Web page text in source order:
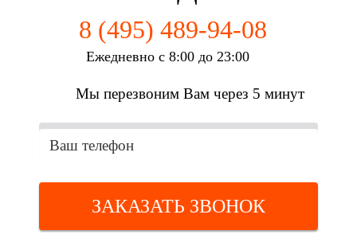
8 (495) 489-94-08
Ежедневно с 8:00 до 23:00
Мы перезвоним Вам через 5 минут
ЗАКАЗАТЬ ЗВОНОК